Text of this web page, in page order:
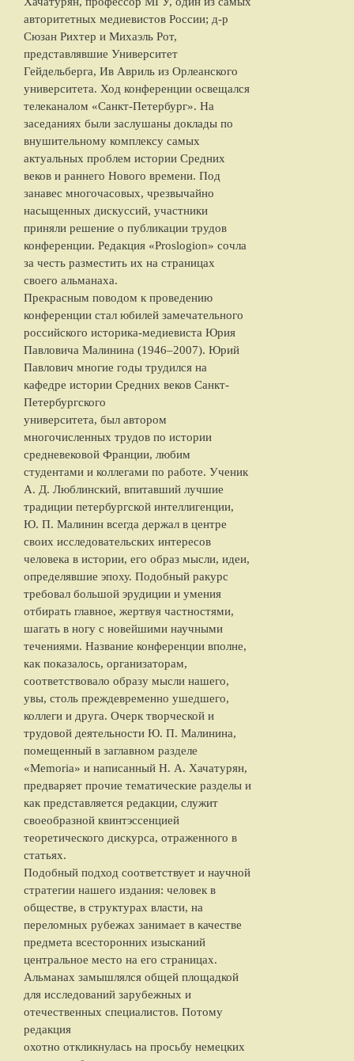
авторитетных медиевистов России; д-р
Сюзан Рихтер и Михаэль Рот,
представлявшие Университет
Гейдельберга, Ив Авриль из Орлеанского
университета. Ход конференции освещался
телеканалом «Санкт-Петербург». На
заседаниях были заслушаны доклады по
внушительному комплексу самых
актуальных проблем истории Средних
веков и раннего Нового времени. Под
занавес многочасовых, чрезвычайно
насыщенных дискуссий, участники
приняли решение о публикации трудов
конференции. Редакция «Proslogion» сочла
за честь разместить их на страницах
своего альманаха.
Прекрасным поводом к проведению
конференции стал юбилей замечательного
российского историка-медиевиста Юрия
Павловича Малинина (1946–2007). Юрий
Павлович многие годы трудился на
кафедре истории Средних веков Санкт-
Петербургского
университета, был автором
многочисленных трудов по истории
средневековой Франции, любим
студентами и коллегами по работе. Ученик
А. Д. Люблинский, впитавший лучшие
традиции петербургской интеллигенции,
Ю. П. Малинин всегда держал в центре
своих исследовательских интересов
человека в истории, его образ мысли, идеи,
определявшие эпоху. Подобный ракурс
требовал большой эрудиции и умения
отбирать главное, жертвуя частностями,
шагать в ногу с новейшими научными
течениями. Название конференции вполне,
как показалось, организаторам,
соответствовало образу мысли нашего,
увы, столь преждевременно ушедшего,
коллеги и друга. Очерк творческой и
трудовой деятельности Ю. П. Малинина,
помещенный в заглавном разделе
«Memoria» и написанный Н. А. Хачатурян,
предваряет прочие тематические разделы и
как представляется редакции, служит
своеобразной квинтэссенцией
теоретического дискурса, отраженного в
статьях.
Подобный подход соответствует и научной
стратегии нашего издания: человек в
обществе, в структурах власти, на
переломных рубежах занимает в качестве
предмета всесторонних изысканий
центральное место на его страницах.
Альманах замышлялся общей площадкой
для исследований зарубежных и
отечественных специалистов. Потому
редакция
охотно откликнулась на просьбу немецких